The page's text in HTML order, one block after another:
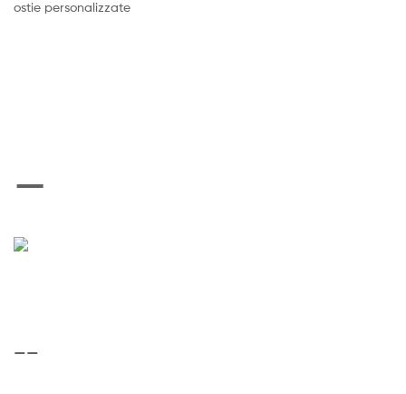
ostie personalizzate
—
——